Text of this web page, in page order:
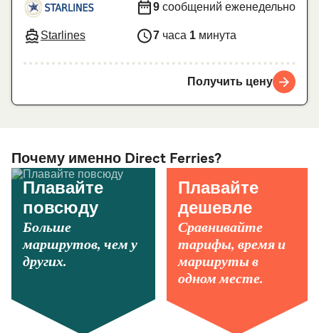
Starlines
9 сообщений еженедельно
7 часа 1 минута
Получить цену
Почему именно Direct Ferries?
Плавайте
повсюду
Больше
маршрутов, чем у
других.
Плавайте
дешевле
Сравнивайте
тарифы, время и
маршруты в
одном месте.